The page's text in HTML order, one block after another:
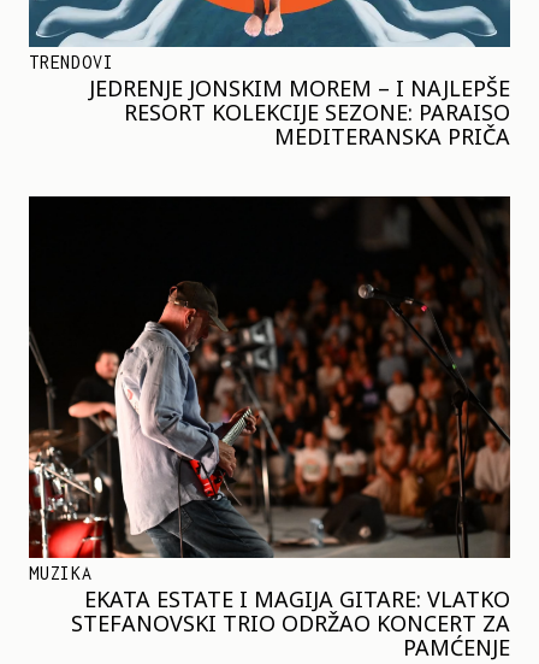
TRENDOVI
JEDRENJE JONSKIM MOREM – I NAJLEPŠE
RESORT KOLEKCIJE SEZONE: PARAISO
MEDITERANSKA PRIČA
MUZIKA
EKATA ESTATE I MAGIJA GITARE: VLATKO
STEFANOVSKI TRIO ODRŽAO KONCERT ZA
PAMĆENJE